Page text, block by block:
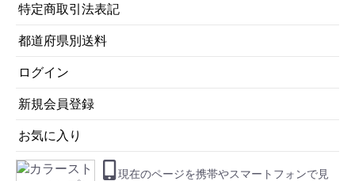
特定商取引法表記
都道府県別送料
ログイン
新規会員登録
お気に入り
現在のページを携帯やスマートフォンで見